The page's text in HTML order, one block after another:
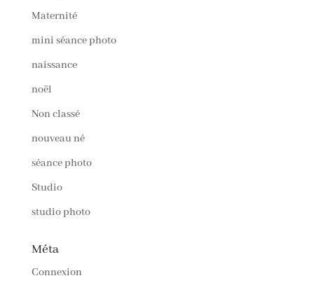
Maternité
mini séance photo
naissance
noël
Non classé
nouveau né
séance photo
Studio
studio photo
Méta
Connexion